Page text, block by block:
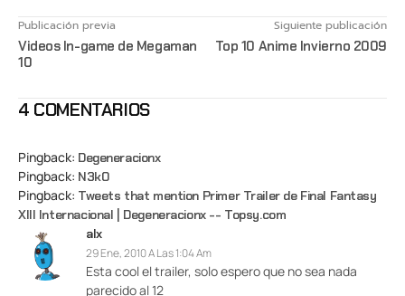
Publicación previa
Videos In-game de Megaman
10
Siguiente publicación
Top 10 Anime Invierno 2009
4 COMENTARIOS
Pingback: Degeneracionx
Pingback: N3k0
Pingback: Tweets that mention Primer Trailer de Final Fantasy
XIII Internacional | Degeneracionx -- Topsy.com
alx
29 Ene, 2010 A Las 1:04 Am
Esta cool el trailer, solo espero que no sea nada
parecido al 12